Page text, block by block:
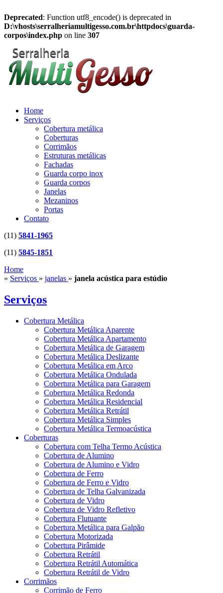
Deprecated: Function utf8_encode() is deprecated in
D:\vhosts\serralheriamultigesso.com.br\httpdocs\guarda-
corpos\index.php on line 307
Home
Serviços
Cobertura metálica
Coberturas
Corrimãos
Estruturas metálicas
Fachadas
Guarda corpo inox
Guarda corpos
Janelas
Mezaninos
Portas
Contato
(11) 5841-1965
(11) 5845-1851
Home
» Serviços » janelas » janela acústica para estúdio
Serviços
Cobertura Metálica
Cobertura Metálica Aparente
Cobertura Metálica Apartamento
Cobertura Metálica de Garagem
Cobertura Metálica Deslizante
Cobertura Metálica em Arco
Cobertura Metálica Ondulada
Cobertura Metálica para Garagem
Cobertura Metálica Redonda
Cobertura Metálica Residencial
Cobertura Metálica Retrátil
Cobertura Metálica Simples
Cobertura Metálica Termoacústica
Coberturas
Cobertura com Telha Termo Acústica
Cobertura de Alumino
Cobertura de Alumino e Vidro
Cobertura de Ferro
Cobertura de Ferro e Vidro
Cobertura de Telha Galvanizada
Cobertura de Vidro
Cobertura de Vidro Refletivo
Cobertura Flutuante
Cobertura Metálica para Galpão
Cobertura Motorizada
Cobertura Pirâmide
Cobertura Retrátil
Cobertura Retrátil Automática
Cobertura Retrátil de Vidro
Corrimãos
Corrimão de Ferro